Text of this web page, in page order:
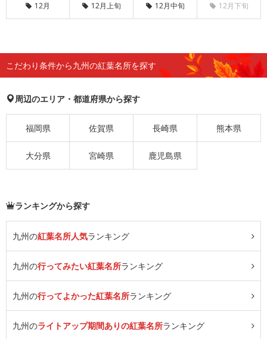
12月 12月上旬 12月中旬 12月下旬
こだわり条件から九州の紅葉名所を探す
周辺のエリア・都道府県から探す
福岡県 佐賀県 長崎県 熊本県
大分県 宮崎県 鹿児島県
ランキングから探す
九州の紅葉名所人気ランキング
九州の行ってみたい紅葉名所ランキング
九州の行ってよかった紅葉名所ランキング
九州のライトアップ期間ありの紅葉名所ランキング